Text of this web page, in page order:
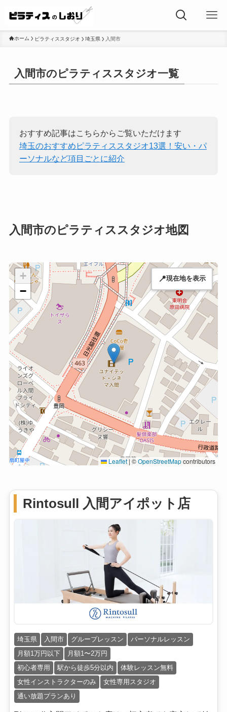
ホーム ピラティススタジオ 埼玉県 入間市
入間市のピラティススタジオ一覧
おすすめ記事はこちらからご覧いただけます
埼玉のおすすめピラティススタジオ13選！安い・パ
ーソナルなど項目ごとに紹介
入間市のピラティススタジオ地図
+
−
Leaflet|©OpenStreetMapcontributors
📍現在地を表示
Rintosull 入間アイポット店
埼玉県 入間市 グループレッスン
パーソナルレッスン
月額1万円以下
月額1〜2万円
初心者専用
駅から徒歩5分以内
体験レッスン無料
女性インストラクターのみ
女性専用スタジオ
通い放題プランあり